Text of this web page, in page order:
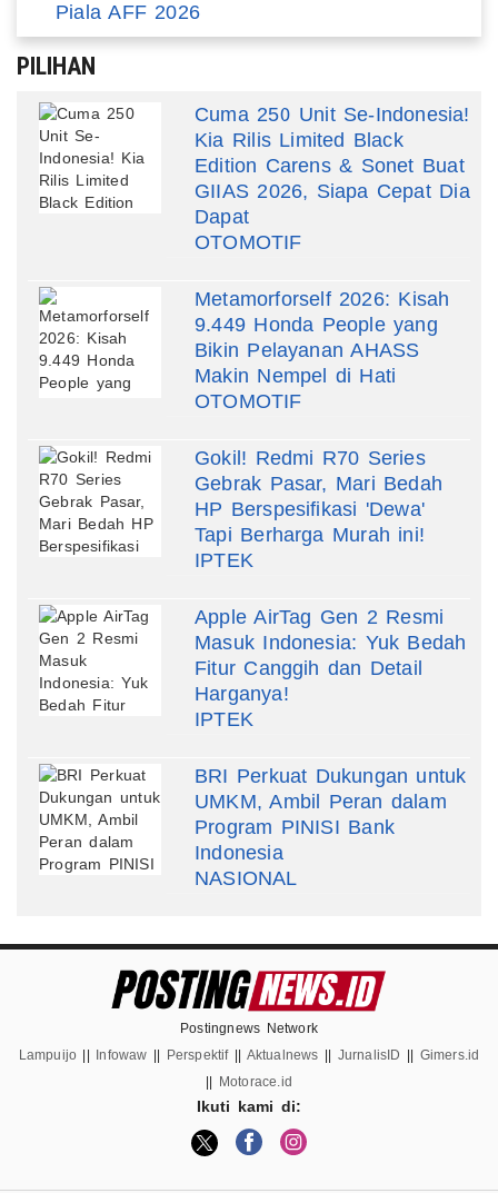
Piala AFF 2026
PILIHAN
Cuma 250 Unit Se-Indonesia!
Kia Rilis Limited Black
Edition Carens & Sonet Buat
GIIAS 2026, Siapa Cepat Dia
Dapat
OTOMOTIF
Metamorforself 2026: Kisah
9.449 Honda People yang
Bikin Pelayanan AHASS
Makin Nempel di Hati
OTOMOTIF
Gokil! Redmi R70 Series
Gebrak Pasar, Mari Bedah
HP Berspesifikasi 'Dewa'
Tapi Berharga Murah ini!
IPTEK
Apple AirTag Gen 2 Resmi
Masuk Indonesia: Yuk Bedah
Fitur Canggih dan Detail
Harganya!
IPTEK
BRI Perkuat Dukungan untuk
UMKM, Ambil Peran dalam
Program PINISI Bank
Indonesia
NASIONAL
Postingnews Network
Lampuijo
Infowaw Perspektif|| Aktualnews JurnalisID
Gimers.id
Motorace.id
Ikuti kami di: